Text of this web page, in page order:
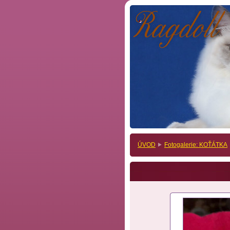
.
.
ÚVOD Fotogalerie: KOŤÁTKA